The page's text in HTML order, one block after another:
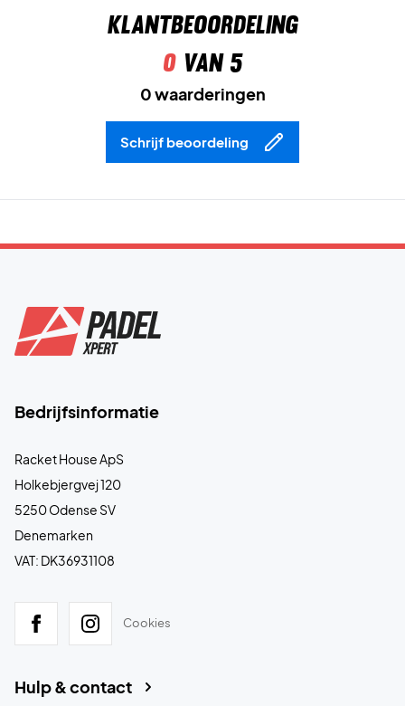
Klantbeoordeling
0van 5
0 waarderingen
Schrijf beoordeling
Bedrijfsinformatie
Racket House ApS
Holkebjergvej 120
5250 Odense SV
Denemarken
VAT: DK36931108
Cookies
Hulp & contact